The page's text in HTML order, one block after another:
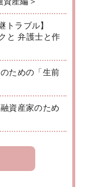
トラブル】
と 弁護士と作
ための「生前
資産家のため